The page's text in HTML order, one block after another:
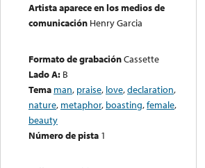
Artista aparece en los medios de
comunicación Henry Garcia
Formato de grabaciónCassette
Lado A: B
Tema man, praise, love,declaration,
nature, metaphor, boasting,female,
beauty
Número de pista 1